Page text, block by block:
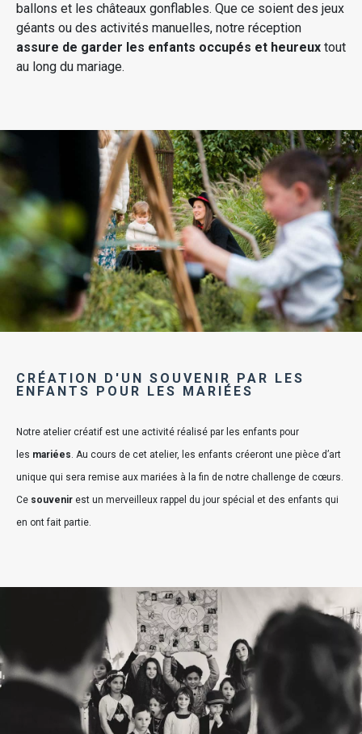
ballons et les châteaux gonflables. Que ce soient des jeux
géants ou des activités manuelles, notre réception
assure de garder les enfants occupés et heureux tout
au long du mariage.
CRÉATION D'UN SOUVENIR PAR LES
ENFANTS POUR LES MARIÉES
Notre atelier créatif est une activité réalisé par les enfants pour
les mariées. Au cours de cet atelier, les enfants créeront une pièce d’art
unique qui sera remise aux mariées à la fin de notre challenge de cœurs.
Ce souvenir est un merveilleux rappel du jour spécial et des enfants qui
en ont fait partie.